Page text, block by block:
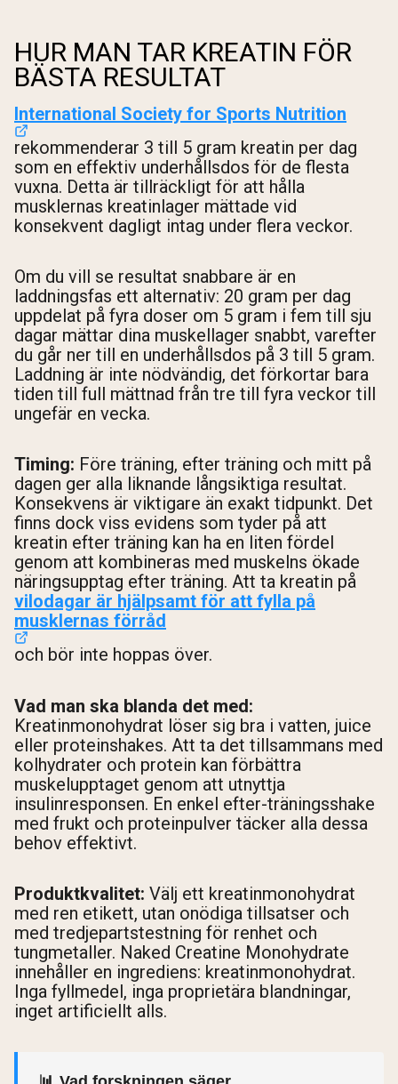
HUR MAN TAR KREATIN FÖR
BÄSTA RESULTAT
International Society for Sports Nutrition
rekommenderar 3 till 5 gram kreatin per dag
som en effektiv underhållsdos för de flesta
vuxna. Detta är tillräckligt för att hålla
musklernas kreatinlager mättade vid
konsekvent dagligt intag under flera veckor.
Om du vill se resultat snabbare är en
laddningsfas ett alternativ: 20 gram per dag
uppdelat på fyra doser om 5 gram i fem till sju
dagar mättar dina muskellager snabbt, varefter
du går ner till en underhållsdos på 3 till 5 gram.
Laddning är inte nödvändig, det förkortar bara
tiden till full mättnad från tre till fyra veckor till
ungefär en vecka.
Timing: Före träning, efter träning och mitt på
dagen ger alla liknande långsiktiga resultat.
Konsekvens är viktigare än exakt tidpunkt. Det
finns dock viss evidens som tyder på att
kreatin efter träning kan ha en liten fördel
genom att kombineras med muskelns ökade
näringsupptag efter träning. Att ta kreatin på
vilodagar är hjälpsamt för att fylla på
musklernas förråd
och bör inte hoppas över.
Vad man ska blanda det med:
Kreatinmonohydrat löser sig bra i vatten, juice
eller proteinshakes. Att ta det tillsammans med
kolhydrater och protein kan förbättra
muskelupptaget genom att utnyttja
insulinresponsen. En enkel efter-träningsshake
med frukt och proteinpulver täcker alla dessa
behov effektivt.
Produktkvalitet: Välj ett kreatinmonohydrat
med ren etikett, utan onödiga tillsatser och
med tredjepartstestning för renhet och
tungmetaller. Naked Creatine Monohydrate
innehåller en ingrediens: kreatinmonohydrat.
Inga fyllmedel, inga proprietära blandningar,
inget artificiellt alls.